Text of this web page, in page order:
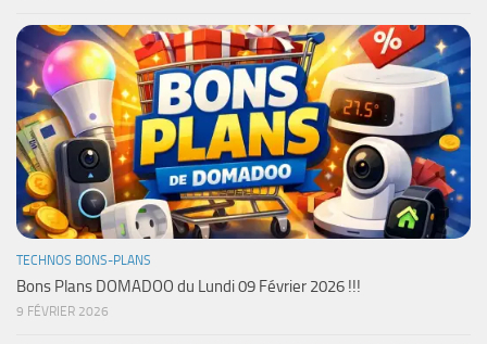
TECHNOS BONS-PLANS
Bons Plans DOMADOO du Lundi 09 Février 2026 !!!
9 FÉVRIER 2026